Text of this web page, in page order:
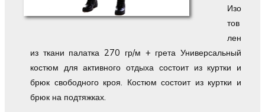
Изо
тов
лен
из ткани палатка 270 гр/м + грета Универсальный
костюм для активного отдыха состоит из куртки и
брюк свободного кроя. Костюм состоит из куртки и
брюк на подтяжках.